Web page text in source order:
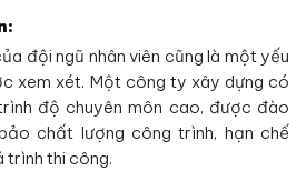
đội ngũ nhân viên cũng là một yếu
xem xét. Một công ty xây dựng có
độ chuyên môn cao, được đào
chất lượng công trình, hạn chế
trình thi công.